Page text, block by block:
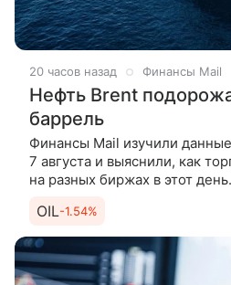
20 часов назад Финансы Mail
Нефть Brent
баррель
Финансы Mail изучили
7 августа и выяснили, как
на разных биржах в этот
существенного роста по
OIL-1.54%